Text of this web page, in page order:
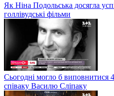
Як Ніна Подольська досягла
голлівудські фільми
Сьогодні могло б виповнитися
співаку Василю Сліпаку